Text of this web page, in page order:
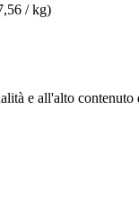
/ kg)
e all'alto